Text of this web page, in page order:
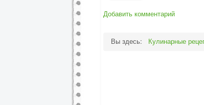
Добавить комментарий
Вы здесь:
Кулинарные